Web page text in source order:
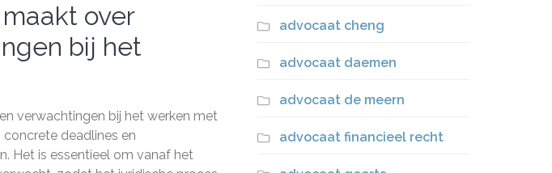
over
bij het
verwachtingen bij het werken met
deadlines en
Het is essentieel om vanaf het
advocaat cheng
advocaat daemen
advocaat de meern
advocaat financieel recht